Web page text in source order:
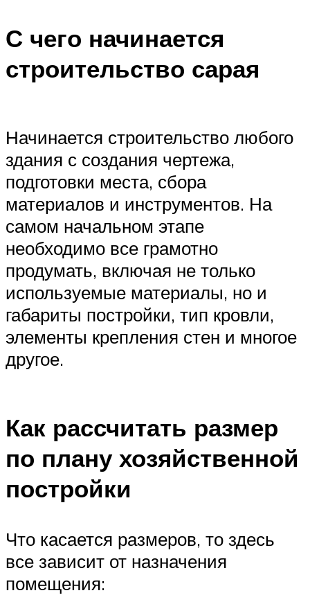
С чего начинается
строительство сарая
Начинается строительство любого
здания с создания чертежа,
подготовки места, сбора
материалов и инструментов. На
самом начальном этапе
необходимо все грамотно
продумать, включая не только
используемые материалы, но и
габариты постройки, тип кровли,
элементы крепления стен и многое
другое.
Как рассчитать размер
по плану хозяйственной
постройки
Что касается размеров, то здесь
все зависит от назначения
помещения: